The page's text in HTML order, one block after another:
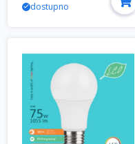
dostupno